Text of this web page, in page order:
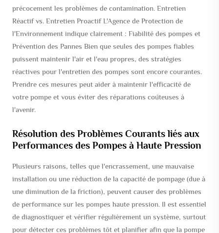
précocement les problèmes de contamination. Entretien
Réactif vs. Entretien Proactif L'Agence de Protection de
l'Environnement indique clairement : Fiabilité des pompes et
Prévention des Pannes Bien que seules des pompes fiables
puissent maintenir l'air et l'eau propres, des stratégies
réactives pour l'entretien des pompes sont encore courantes.
Prendre ces mesures peut aider à maintenir l'efficacité de
votre pompe et vous éviter des réparations coûteuses à
l'avenir.
Résolution des Problèmes Courants liés aux
Performances des Pompes à Haute Pression
Plusieurs raisons, telles que l'encrassement, une mauvaise
installation ou une réduction de la capacité de pompage (due à
une diminution de la friction), peuvent causer des problèmes
de performance sur les pompes haute pression. Il est essentiel
de diagnostiquer et vérifier régulièrement un système, surtout
pour détecter ces problèmes tôt et planifier afin que la pompe